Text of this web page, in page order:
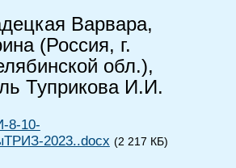
Варвара,
(Россия, г.
обл.),
Туприкова И.И.
8-10-
2023..docx (2 217 КБ)